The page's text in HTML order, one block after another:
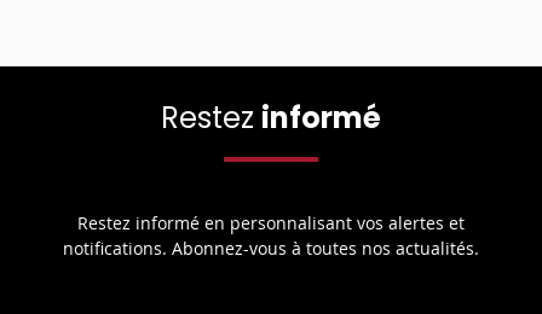
Restez informé
Restez informé en personnalisant vos alertes et
notifications. Abonnez-vous à toutes nos actualités.